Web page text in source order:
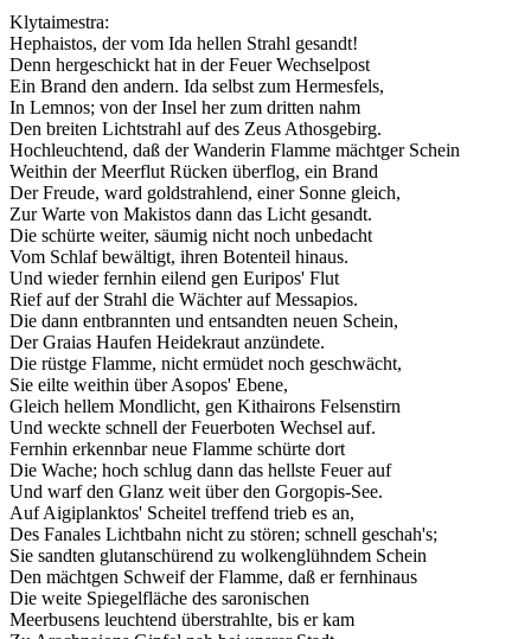
Klytaimestra:
Hephaistos, der vom Ida hellen Strahl gesandt!
Denn hergeschickt hat in der Feuer Wechselpost
Ein Brand den andern. Ida selbst zum Hermesfels,
In Lemnos; von der Insel her zum dritten nahm
Den breiten Lichtstrahl auf des Zeus Athosgebirg.
Hochleuchtend, daß der Wanderin Flamme mächtger Schein
Weithin der Meerflut Rücken überflog, ein Brand
Der Freude, ward goldstrahlend, einer Sonne gleich,
Zur Warte von Makistos dann das Licht gesandt.
Die schürte weiter, säumig nicht noch unbedacht
Vom Schlaf bewältigt, ihren Botenteil hinaus.
Und wieder fernhin eilend gen Euripos' Flut
Rief auf der Strahl die Wächter auf Messapios.
Die dann entbrannten und entsandten neuen Schein,
Der Graias Haufen Heidekraut anzündete.
Die rüstge Flamme, nicht ermüdet noch geschwächt,
Sie eilte weithin über Asopos' Ebene,
Gleich hellem Mondlicht, gen Kithairons Felsenstirn
Und weckte schnell der Feuerboten Wechsel auf.
Fernhin erkennbar neue Flamme schürte dort
Die Wache; hoch schlug dann das hellste Feuer auf
Und warf den Glanz weit über den Gorgopis-See.
Auf Aigiplanktos' Scheitel treffend trieb es an,
Des Fanales Lichtbahn nicht zu stören; schnell geschah's;
Sie sandten glutanschürend zu wolkenglühndem Schein
Den mächtgen Schweif der Flamme, daß er fernhinaus
Die weite Spiegelfläche des saronischen
Meerbusens leuchtend überstrahlte, bis er kam